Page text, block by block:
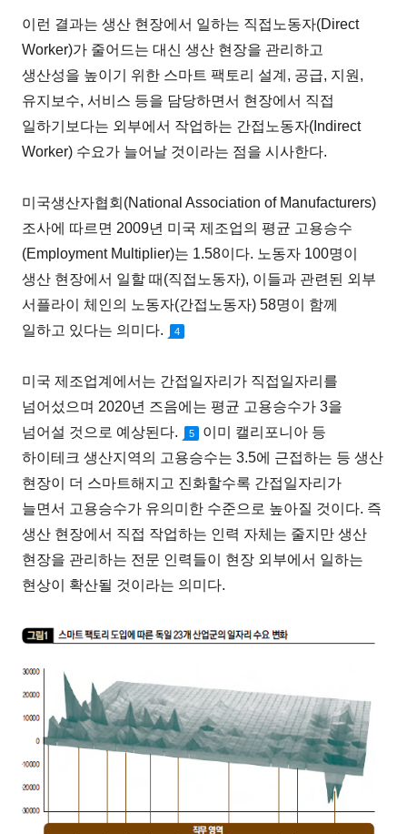
이런 결과는 생산 현장에서 일하는 직접노동자(Direct
Worker)가 줄어드는 대신 생산 현장을 관리하고
생산성을 높이기 위한 스마트 팩토리 설계, 공급, 지원,
유지보수, 서비스 등을 담당하면서 현장에서 직접
일하기보다는 외부에서 작업하는 간접노동자(Indirect
Worker) 수요가 늘어날 것이라는 점을 시사한다.
미국생산자협회(National Association of Manufacturers)
조사에 따르면 2009년 미국 제조업의 평균 고용승수
(Employment Multiplier)는 1.58이다. 노동자 100명이
생산 현장에서 일할 때(직접노동자), 이들과 관련된 외부
서플라이 체인의 노동자(간접노동자) 58명이 함께
일하고 있다는 의미다.
4
미국 제조업계에서는 간접일자리가 직접일자리를
넘어섰으며 2020년 즈음에는 평균 고용승수가 3을
넘어설 것으로 예상된다.
5
이미 캘리포니아 등
하이테크 생산지역의 고용승수는 3.5에 근접하는 등 생산
현장이 더 스마트해지고 진화할수록 간접일자리가
늘면서 고용승수가 유의미한 수준으로 높아질 것이다. 즉
생산 현장에서 직접 작업하는 인력 자체는 줄지만 생산
현장을 관리하는 전문 인력들이 현장 외부에서 일하는
현상이 확산될 것이라는 의미다.